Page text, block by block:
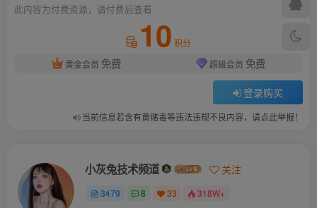
此内容为付费资源，请付费后查看
10 积分
黄金会员 免费 超级会员 免费
登录购买
当前信息若含有黄赌毒等违法违规不良内容，请点此举报！
小灰兔技术频道 关注
3479 8 33 318W+